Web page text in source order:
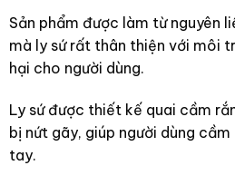
Sản phẩm được làm từ nguyên
mà ly sứ rất thân thiện với môi
hại cho người dùng.
Ly sứ được thiết kế quai cầm
bị nứt gãy, giúp người dùng
tay.